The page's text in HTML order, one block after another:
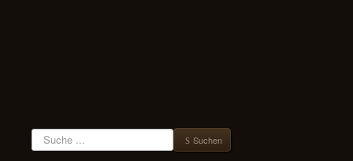
Suchen Suchen